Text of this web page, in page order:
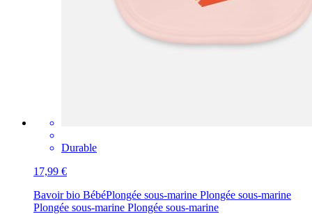
Durable
17,99 €
Bavoir bio BébéPlongée sous-marine Plongée sous-marine
Plongée sous-marine Plongée sous-marine